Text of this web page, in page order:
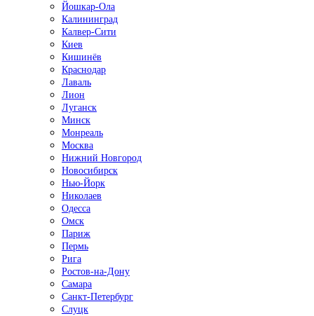
Йошкар-Ола
Калининград
Калвер-Сити
Киев
Кишинёв
Краснодар
Лаваль
Лион
Луганск
Минск
Монреаль
Москва
Нижний Новгород
Новосибирск
Нью-Йорк
Николаев
Одесса
Омск
Париж
Пермь
Рига
Ростов-на-Дону
Самара
Санкт-Петербург
Слуцк